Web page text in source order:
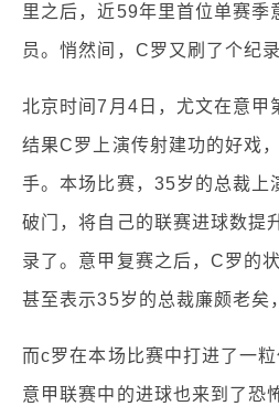
里之后，近59年里首位单赛季
员。悄然间，C罗又刷了个纪录
北京时间7月4日，尤文在意甲
结果C罗上演传射建功的好戏
手。本场比赛，35岁的总裁上
破门，将自己的联赛进球数提
录了。意甲复赛之后，C罗的
甚至表示35岁的总裁廉颇老矣
而c罗在本场比赛中打进了一
意甲联赛中的进球也来到了恐